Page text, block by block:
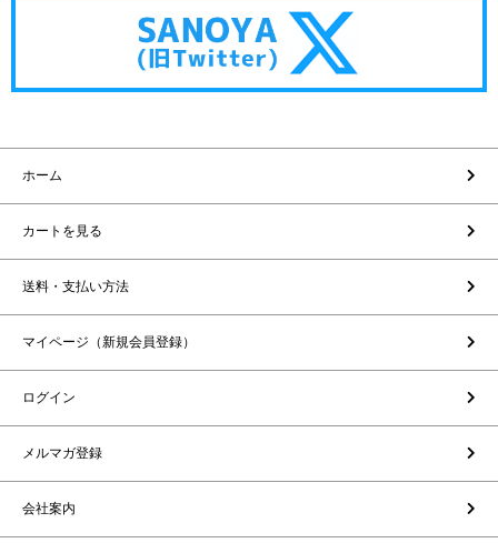
ホーム
カートを見る
送料・支払い方法
マイページ（新規会員登録）
ログイン
メルマガ登録
会社案内